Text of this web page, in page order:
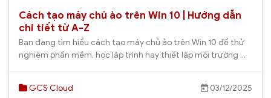
Cách tạo máy chủ ảo trên Win 10 | Hướng dẫn
chi tiết từ A-Z
Bạn đang tìm hiểu cách tạo máy chủ ảo trên Win 10 để thử
nghiệm phần mềm, học lập trình hay thiết lập môi trường ...
GCS Cloud 03/12/2025